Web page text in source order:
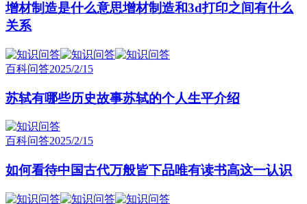
增材制造是什么意思增材制造和3d打印之间有什么
关系
百科问答2025/2/15
苏轼有哪些历史故事苏轼的个人生平介绍
百科问答2025/2/15
如何看待中国古代万般皆下品唯有读书高这一认识